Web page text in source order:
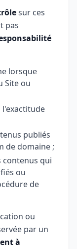
sur ces
pas
lorsque
Site ou
publiés
de domaine ;
contenus qui
ou
de
ou
par un
à